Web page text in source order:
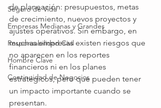
Seguro de Vida
Empresas Medianas y Grandes
Responsabilidad Civil
Hombre Clave
Continuidad de Negocios
de planeación: presupuestos, metas
de crecimiento, nuevos proyectos y
ajustes operativos. Sin embargo, en
muchas empresas existen riesgos que
no aparecen en los reportes
financieros ni en los planes
estratégicos, pero que pueden tener
un impacto importante cuando se
presentan.